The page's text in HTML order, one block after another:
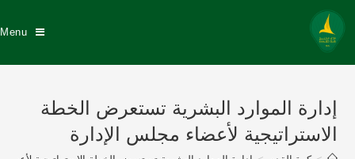
Menu
إدارة الموارد البشرية تستعرض الخطة
الاستراتيجية لأعضاء مجلس الإدارة